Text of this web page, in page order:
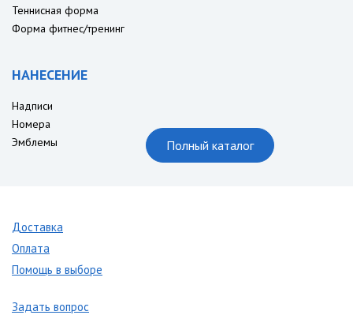
Теннисная форма
Форма фитнес/тренинг
НАНЕСЕНИЕ
Надписи
Номера
Эмблемы
Полный каталог
Доставка
Оплата
Помощь в выборе
Задать вопрос